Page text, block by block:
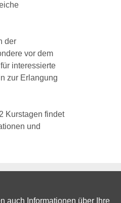
auch Informationen über Ihre
der
vor dem
interessierte
zur Erlangung
Kurstagen findet
und